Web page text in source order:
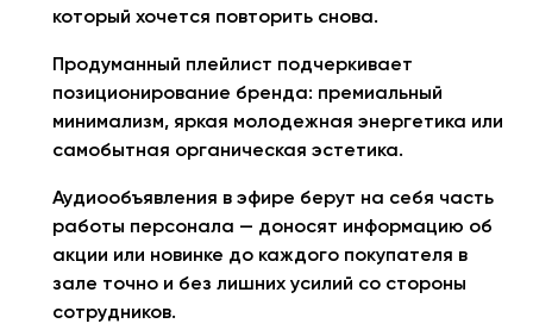
который хочется повторить снова.
Продуманный плейлист подчеркивает
позиционирование бренда: премиальный
минимализм, яркая молодежная энергетика или
самобытная органическая эстетика.
Аудиообъявления в эфире берут на себя часть
работы персонала — доносят информацию об
акции или новинке до каждого покупателя в
зале точно и без лишних усилий со стороны
сотрудников.